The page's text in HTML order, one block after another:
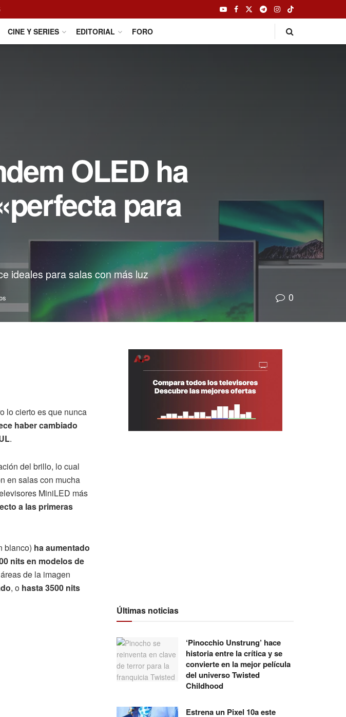
CINE Y SERIES EDITORIAL FORO
OLED ha
para
ideales para salas con más luz
0
lo cierto es que nunca
haber cambiado
.
del brillo, lo cual
en salas con mucha
MiniLED más
a las primeras
blanco) ha aumentado
nits en modelos de
de la imagen
, o hasta 3500 nits
Últimas noticias
‘Pinocchio Unstrung’ hace
historia entre la crítica y se
convierte en la mejor película
del universo Twisted
Childhood
Estrena un Pixel 10a este